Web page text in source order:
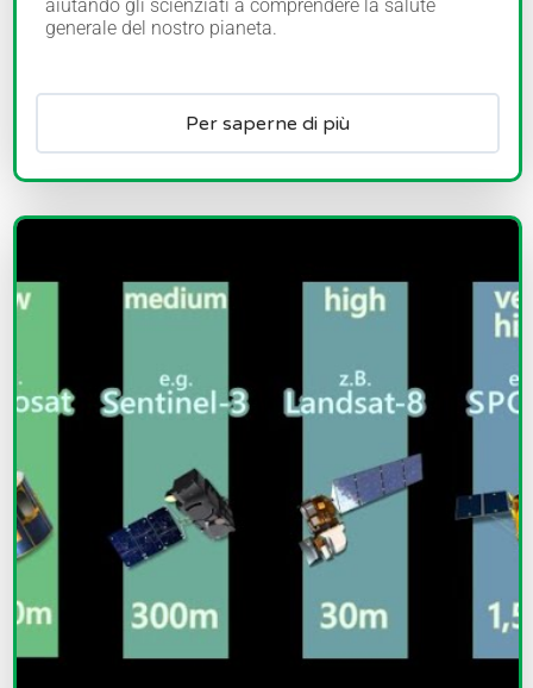
aiutando gli scienziati a comprendere la salute
generale del nostro pianeta.
Per saperne di più